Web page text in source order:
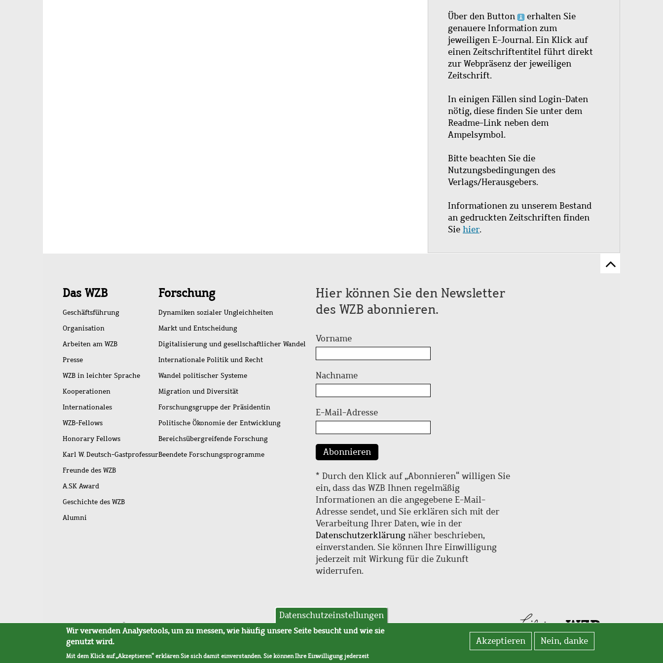
Über den Button
erhalten Sie
genauere Information zum
jeweiligen E-Journal. Ein Klick auf
einen Zeitschriftentitel führt direkt
zur Webpräsenz der jeweiligen
Zeitschrift.
In einigen Fällen sind Login-Daten
nötig, diese finden Sie unter dem
Readme-Link neben dem
Ampelsymbol.
Bitte beachten Sie die
Nutzungsbedingungen des
Verlags/Herausgebers.
Informationen zu unserem Bestand
an gedruckten Zeitschriften finden
Sie hier.
Zum
Schnellzugriff
Das WZB
Geschäftsführung
Organisation
Arbeiten am WZB
Presse
WZB in leichter Sprache
Kooperationen
Internationales
WZB-Fellows
Honorary Fellows
Karl W. Deutsch-Gastprofessur
Freunde des WZB
A.SK Award
Geschichte des WZB
Alumni
Forschung
Dynamiken sozialer Ungleichheiten
Markt und Entscheidung
Digitalisierung und gesellschaftlicher Wandel
Internationale Politik und Recht
Wandel politischer Systeme
Migration und Diversität
Forschungsgruppe der Präsidentin
Politische Ökonomie der Entwicklung
Bereichsübergreifende Forschung
Beendete Forschungsprogramme
Hier können Sie den Newsletter
des WZB abonnieren.
Vorname
Nachname
E-Mail-Adresse
Abonnieren
* Durch den Klick auf „Abonnieren“ willigen Sie
ein, dass das WZB Ihnen regelmäßig
Informationen an die angegebene E-Mail-
Adresse sendet, und Sie erklären sich mit der
Verarbeitung Ihrer Daten, wie in der
Datenschutzerklärung näher beschrieben,
einverstanden. Sie können Ihre Einwilligung
jederzeit mit Wirkung für die Zukunft
widerrufen.
Fußleistenmenü
SitemapBarrierefreiheitImpressumDatenschutzAVB
Datenschutzeinstellungen
Wir verwenden Analysetools, um zu messen, wie häufig unsere Seite besucht und wie sie
genutzt wird.
Mit dem Klick auf „Akzeptieren“ erklären Sie sich damit einverstanden. Sie können Ihre Einwilligung jederzeit
Akzeptieren Nein, danke